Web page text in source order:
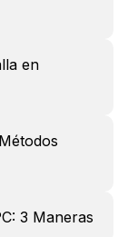
en
3 Maneras